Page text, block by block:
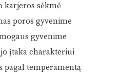
karjeros sėkmė
poros gyvenime
gyvenime
įtaka charakteriui
pagal temperamentą